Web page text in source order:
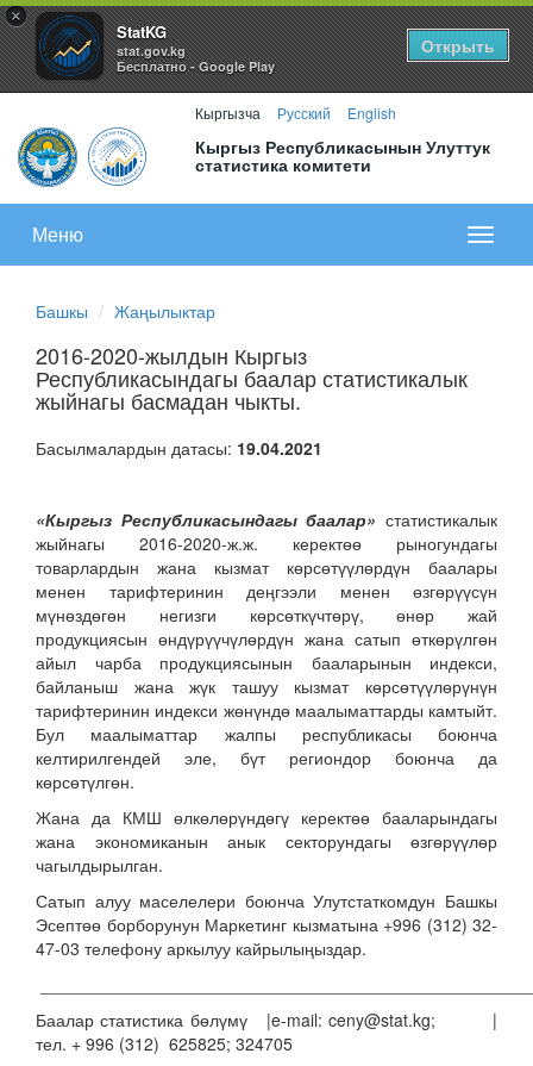
×
StatKG
stat.gov.kg
Бесплатно - Google Play
Открыть
Кыргызча Русский English
Кыргыз Республикасынын Улуттук
статистика комитети
меню
Меню
Башкы Жаңылыктар
2016-2020-жылдын Кыргыз
Республикасындагы баалар статистикалык
жыйнагы басмадан чыкты.
Басылмалардын датасы: 19.04.2021
«Кыргыз Республикасындагы баалар» статистикалык
жыйнагы 2016-2020-ж.ж. керектөө рыногундагы
товарлардын жана кызмат көрсөтүүлөрдүн баалары
менен тарифтеринин деңгээли менен өзгөрүүсүн
мүнөздөгөн негизги көрсөткүчтөрү, өнөр жай
продукциясын өндүрүүчүлөрдүн жана сатып өткөрүлгөн
айыл чарба продукциясынын бааларынын индекси,
байланыш жана жүк ташуу кызмат көрсөтүүлөрүнүн
тарифтеринин индекси жөнүндө маалыматтарды камтыйт.
Бул маалыматтар жалпы республикасы боюнча
келтирилгендей эле, бүт региондор боюнча да
көрсөтүлгөн.
Жана да КМШ өлкөлөрүндөгү керектөө бааларындагы
жана экономиканын анык секторундагы өзгөрүүлөр
чагылдырылган.
Сатып алуу маселелери боюнча Улутстаткомдун Башкы
Эсептөө борборунун Маркетинг кызматына +996 (312) 32-
47-03 телефону аркылуу кайрылыңыздар.
Баалар статистика бөлүмү |e-mail: ceny@stat.kg; |
тел. + 996 (312) 625825; 324705